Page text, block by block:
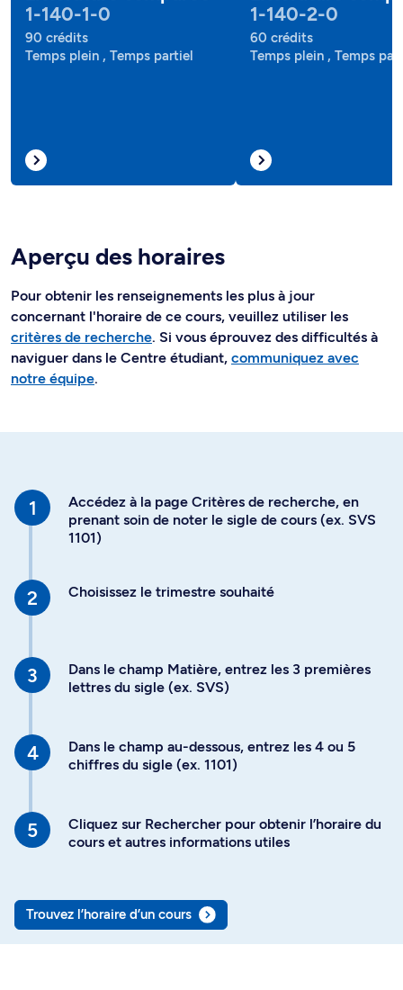
1-140-1-0
90 crédits
Temps plein , Temps partiel
1-140-2-0
60 crédits
Temps plein , Temps
Aperçu des horaires
Pour obtenir les renseignements les plus à jour
concernant l'horaire de ce cours, veuillez utiliser les
critères de recherche. Si vous éprouvez des difficultés à
naviguer dans le Centre étudiant, communiquez avec
notre équipe.
Accédez à la page Critères de recherche, en
prenant soin de noter le sigle de cours (ex. SVS
1101)
Choisissez le trimestre souhaité
Dans le champ Matière, entrez les 3 premières
lettres du sigle (ex. SVS)
Dans le champ au-dessous, entrez les 4 ou 5
chiffres du sigle (ex. 1101)
Cliquez sur Rechercher pour obtenir l’horaire du
cours et autres informations utiles
Trouvez l’horaire d’un cours